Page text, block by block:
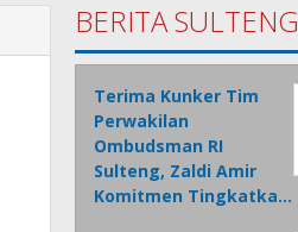
BERITA SULTENG
Terima Kunker Tim
Perwakilan
Ombudsman RI
Sulteng, Zaldi Amir
Komitmen Tingkatka…